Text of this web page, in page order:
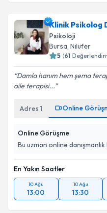
Klinik Psikolog
Psikoloji
Bursa, Nilüfer
5 (61
Damla hanım hem şema
aile terapisi...
Adres 1 Online
Online Görüşme
Bu uzman online
En Yakın Saatler
10 Ağu
13:00
10 Ağu
13:30